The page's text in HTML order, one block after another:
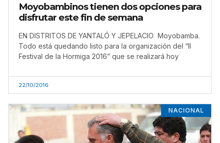
Moyobambinos tienen dos opciones para
disfrutar este fin de semana
EN DISTRITOS DE YANTALÓ Y JEPELACIO Moyobamba.
Todo está quedando listo para la organización del “II
Festival de la Hormiga 2016” que se realizará hoy
22/10/2016
NACIONAL